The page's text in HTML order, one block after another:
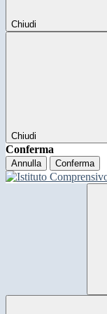
Chiudi
Chiudi
Conferma
Annulla Conferma